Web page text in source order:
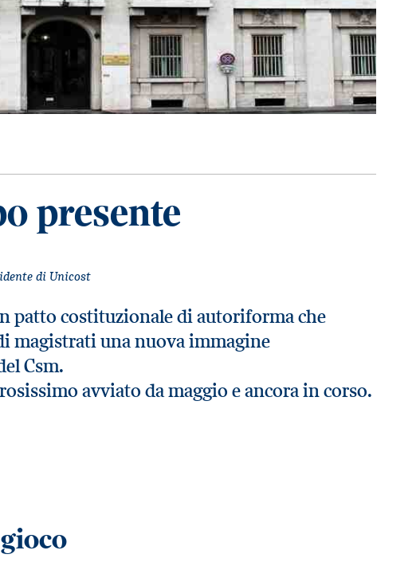
presente
di Unicost
patto costituzionale di autoriforma che
magistrati una nuova immagine
Csm.
avviato da maggio e ancora in corso.